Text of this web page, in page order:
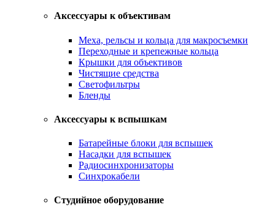
Аксессуары к объективам
Меха, рельсы и кольца для макросъемки
Переходные и крепежные кольца
Крышки для объективов
Чистящие средства
Светофильтры
Бленды
Аксессуары к вспышкам
Батарейные блоки для вспышек
Насадки для вспышек
Радиосинхронизаторы
Синхрокабели
Студийное оборудование